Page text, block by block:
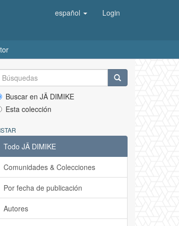
español Login
Buscar en JÄ DIMIKE
Esta colección
Todo JÄ DIMIKE
Comunidades & Colecciones
Por fecha de publicación
Autores